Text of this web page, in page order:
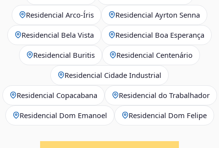
Residencial Arco‑Íris Residencial Ayrton Senna
Residencial Bela Vista Residencial Boa Esperança
Residencial Buritis Residencial Centenário
Residencial Cidade Industrial
Residencial Copacabana Residencial do Trabalhador
Residencial Dom Emanoel Residencial Dom Felipe